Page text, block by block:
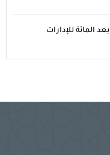
المائة للإدارات